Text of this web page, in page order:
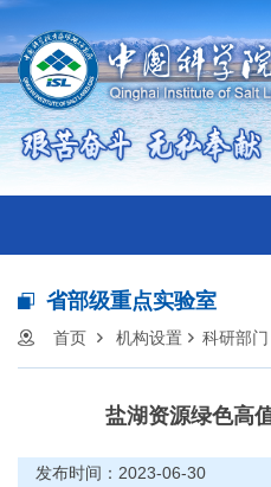
省部级重点实验室
首页 机构设置 科研部门
盐湖资源绿色高
发布时间：2023-06-30